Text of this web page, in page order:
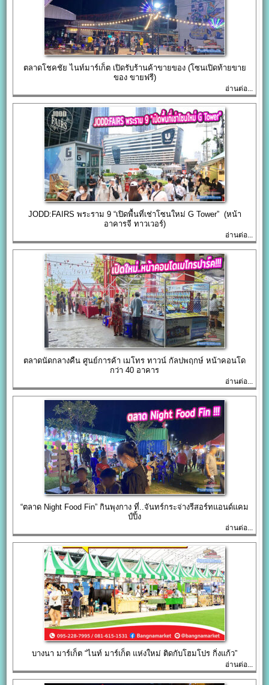
ตลาดโชคชัย ไนท์มาร์เก็ต เปิดรับร้านค้าขายของ (โซนเปิดท้ายขาย
ของ ขายฟรี)
อ่านต่อ...
JODD:FAIRS พระราม 9 “เปิดพื้นที่เช่าโซนใหม่ G Tower” (หน้า
อาคารจี ทาวเวอร์)
อ่านต่อ...
ตลาดนัดกลางคืน ศูนย์การค้า เมโทร ทาวน์ กัลปพฤกษ์ หน้าคอนโด
กว่า 40 อาคาร
อ่านต่อ...
“ตลาด Night Food Fin” กินพุงกาง ที่..จันทร์กระจ่างรีสอร์ทแอนด์แคม
ป์ปิ้ง
อ่านต่อ...
บางนา มาร์เก็ต “ไนท์ มาร์เก็ต แห่งใหม่ ติดกับโฮมโปร กิ่งแก้ว”
อ่านต่อ...